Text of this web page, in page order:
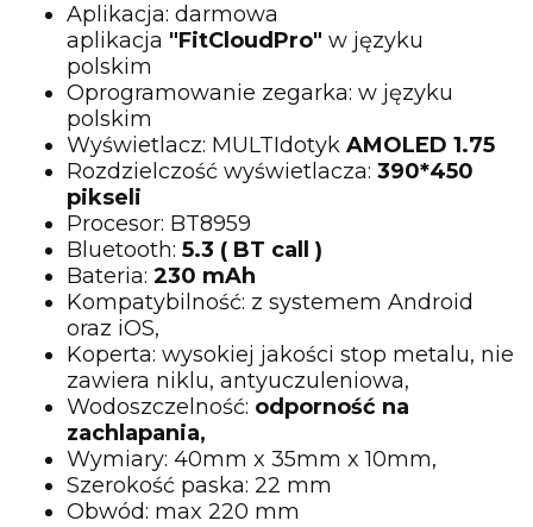
Aplikacja: darmowa
aplikacja "FitCloudPro" w języku
polskim
Oprogramowanie zegarka: w języku
polskim
Wyświetlacz: MULTIdotyk AMOLED 1.75
Rozdzielczość wyświetlacza: 390*450
pikseli
Procesor: BT8959
Bluetooth: 5.3 ( BT call )
Bateria: 230 mAh
Kompatybilność: z systemem Android
oraz iOS,
Koperta: wysokiej jakości stop metalu, nie
zawiera niklu, antyuczuleniowa,
Wodoszczelność: odporność na
zachlapania,
Wymiary: 40mm x 35mm x 10mm,
Szerokość paska: 22 mm
Obwód: max 220 mm